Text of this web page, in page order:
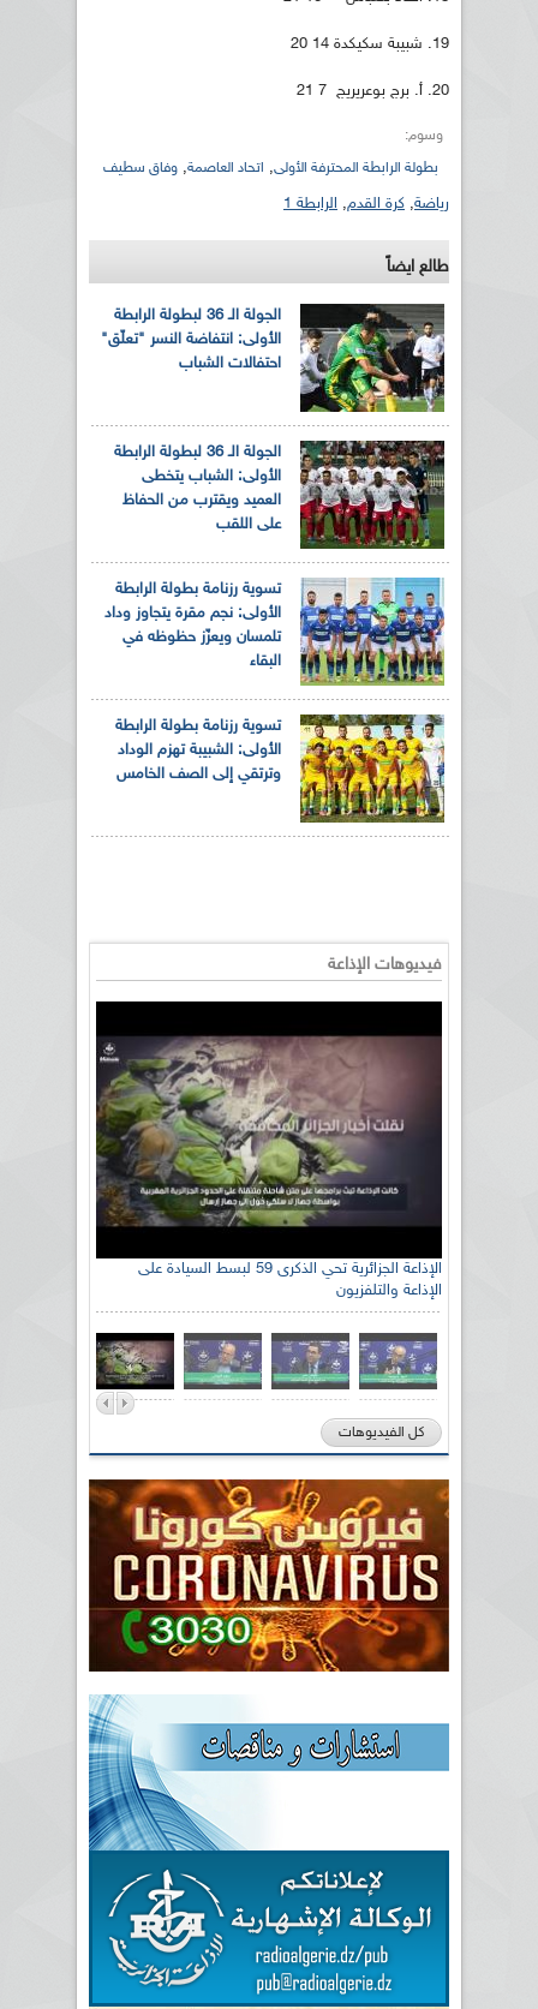
19. شبيبة سكيكدة 14 20
20. أ. برج بوعريريج 7 21
وسوم:
بطولة الرابطة المحترفة الأولى, اتحاد العاصمة, وفاق سطيف
رياضة, كرة القدم, الرابطة 1
طالع ايضاً
الجولة الـ 36 لبطولة الرابطة
الأولى: انتفاضة النسر "تعلّق"
احتفالات الشباب
الجولة الـ 36 لبطولة الرابطة
الأولى: الشباب يتخطى
العميد ويقترب من الحفاظ
على اللقب
تسوية رزنامة بطولة الرابطة
الأولى: نجم مقرة يتجاوز وداد
تلمسان ويعزّز حظوظه في
البقاء
تسوية رزنامة بطولة الرابطة
الأولى: الشبيبة تهزم الوداد
وترتقي إلى الصف الخامس
فيديوهات الإذاعة
الإذاعة الجزائرية تحي الذكرى 59 لبسط السيادة على
الإذاعة والتلفزيون
كل الفيديوهات